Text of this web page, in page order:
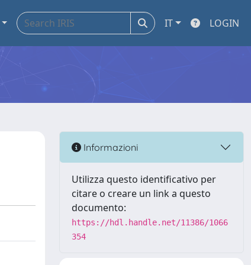
IT LOGIN
Informazioni
Utilizza questo identificativo per
citare o creare un link a questo
documento:
https://hdl.handle.net/11386/1066
354